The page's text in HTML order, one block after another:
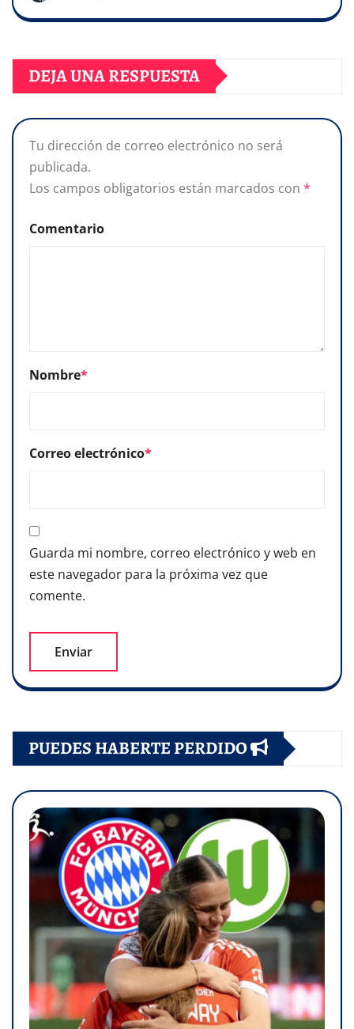
DEJA UNA RESPUESTA
Tu dirección de correo electrónico no será
publicada.
Los campos obligatorios están marcados con *
Comentario
Nombre*
Correo electrónico*
Guarda mi nombre, correo electrónico y web en
este navegador para la próxima vez que
comente.
PUEDES HABERTE PERDIDO